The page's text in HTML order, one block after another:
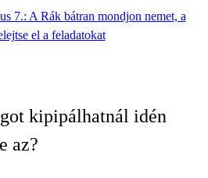
7.: A Rák bátran mondjon nemet, a
el a feladatokat
kipipálhatnál idén
az?